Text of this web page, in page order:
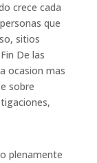
crece cada
que
sitios
De las
ocasion mas
sobre
plenamente